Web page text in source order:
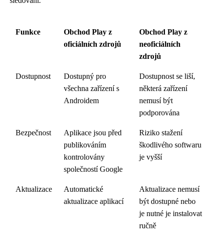
Funkce
Obchod Play z
oficiálních zdrojů
Obchod Play z
neoficiálních
zdrojů
Dostupnost
Dostupný pro
všechna zařízení s
Androidem
Dostupnost se liší,
některá zařízení
nemusí být
podporována
Bezpečnost
Aplikace jsou před
publikováním
kontrolovány
společností Google
Riziko stažení
škodlivého softwaru
je vyšší
Aktualizace
Automatické
aktualizace aplikací
Aktualizace nemusí
být dostupné nebo
je nutné je instalovat
ručně